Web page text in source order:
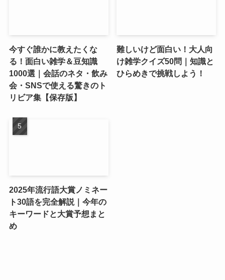
今すぐ誰かに教えたくな
る！面白い雑学＆豆知識
1000選｜会話のネタ・飲み
会・SNSで使える驚きのト
リビア集【保存版】
難しいけど面白い！大人向
け雑学クイズ50問｜知識と
ひらめきで挑戦しよう！
2025年流行語大賞ノミネー
ト30語を完全解説｜今年の
キーワードと大賞予想まと
め